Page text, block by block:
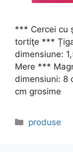
*** Cercei cu
tortiţe ***
dimensiune:
Mere ***
dimensiuni: 8
cm grosime
Categories
produse